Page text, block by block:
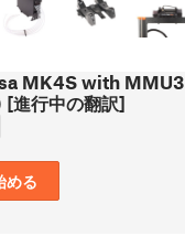
MK4S with MMU3
進行中の翻訳]
める